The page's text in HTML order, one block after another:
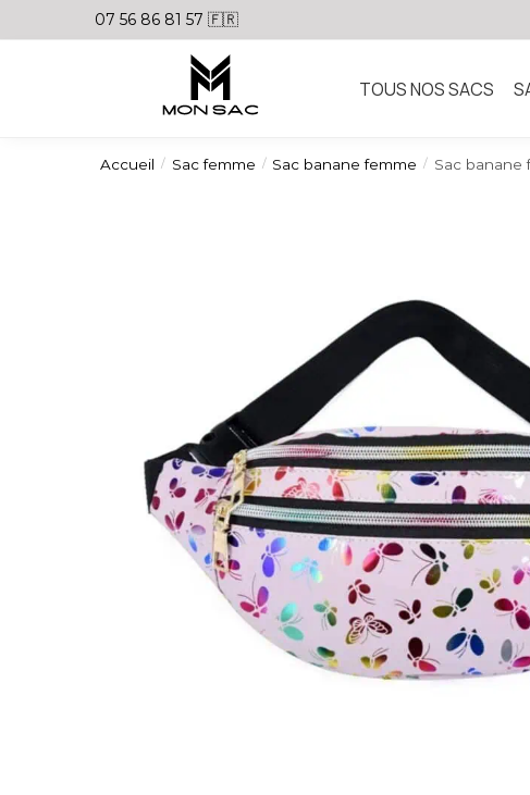
07 56 86 81 57 🇫🇷
TOUS NOS SACS
Accueil / Sac femme / Sac banane femme / Sac banane